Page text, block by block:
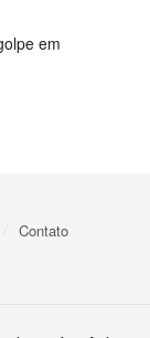
em
Contato